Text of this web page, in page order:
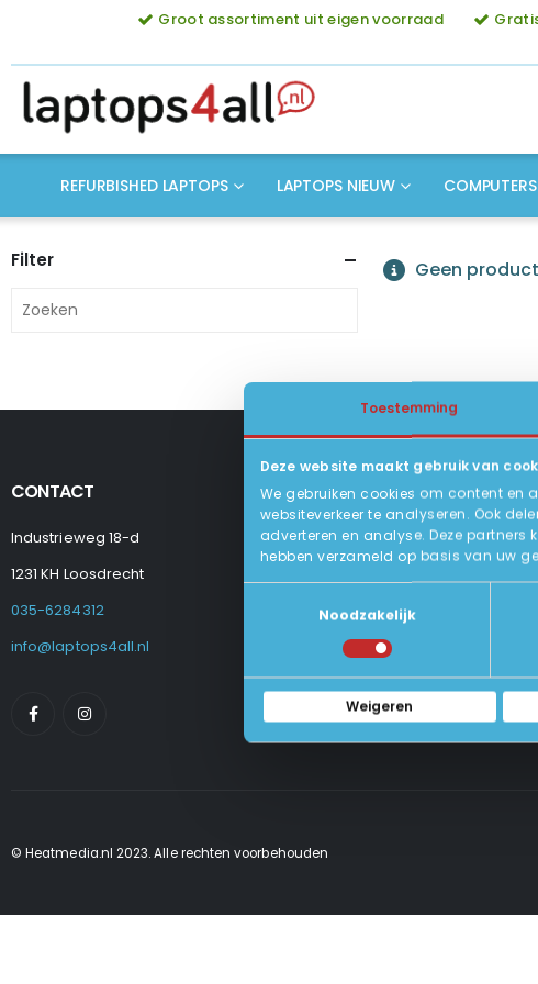
Toestemming
Deze website maakt gebruik van
We gebruiken cookies om content en
websiteverkeer te analyseren. Ook
adverteren en analyse. Deze
hebben verzameld op basis van uw
Noodzakelijk
Weigeren
Groot assortiment uit eigen voorraad
REFURBISHED LAPTOPS LAPTOPS NIEUW COMPUTERS
Geen
Filter
CONTACT
Industrieweg 18-d
1231 KH Loosdrecht
035-6284312
info@laptops4all.nl
KLANTENSERVICE
Levering
Betalen En Bestellen
Retourneren
Veel Gestelde Vragen
Algemene
Privacy Beleid
© Heatmedia.nl 2023. Alle rechten voorbehouden